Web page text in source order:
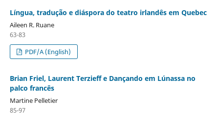
Língua, tradução e diáspora do teatro irlandês em Quebec
Aileen R. Ruane
63-83
PDF/A (English)
Brian Friel, Laurent Terzieff e Dançando em Lúnassa no
palco francês
Martine Pelletier
85-97